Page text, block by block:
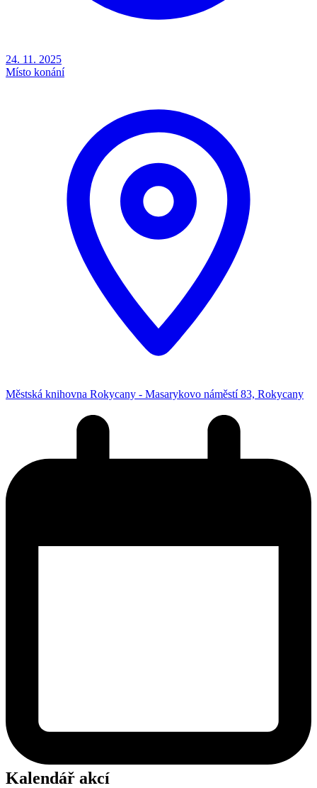
24. 11. 2025
Místo konání
Městská knihovna Rokycany - Masarykovo náměstí 83, Rokycany
Kalendář akcí